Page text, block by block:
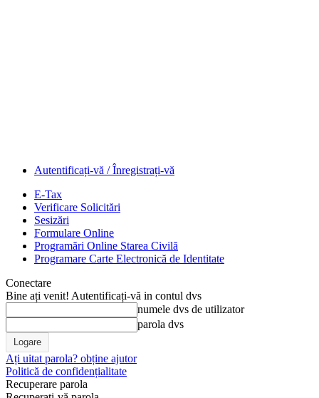
Autentificați-vă / Înregistrați-vă
E-Tax
Verificare Solicitări
Sesizări
Formulare Online
Programări Online Starea Civilă
Programare Carte Electronică de Identitate
Conectare
Bine ați venit! Autentificați-vă in contul dvs
numele dvs de utilizator
parola dvs
Ați uitat parola? obține ajutor
Politică de confidențialitate
Recuperare parola